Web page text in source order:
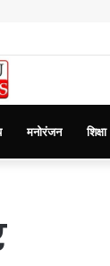
मनोरंजन शिक्षा